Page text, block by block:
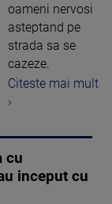
oameni nervosi
asteptand pe
strada sa se
cazeze.
Citeste mai mult
›
cu
inceput cu